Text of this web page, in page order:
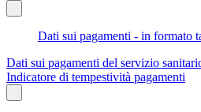
Dati sui pagamenti - in formato
Dati sui pagamenti del servizio
Indicatore di tempestività pagamenti